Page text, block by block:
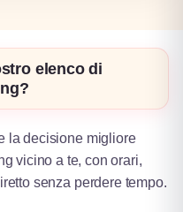
elenco di
la decisione migliore
vicino a te, con orari,
senza perdere tempo.